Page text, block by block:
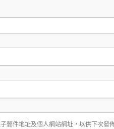
郵件地址及個人網站網址，以供下次發